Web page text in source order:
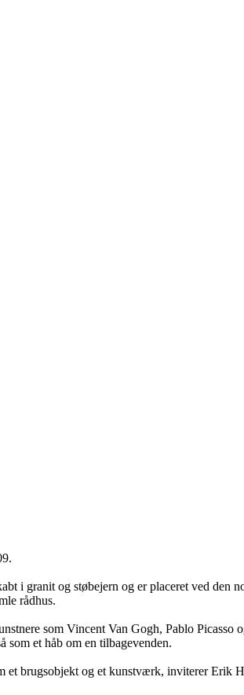
i granit og støbejern og er placeret ved den
rådhus.
som Vincent Van Gogh, Pablo
som et håb om en tilbagevenden.
brugsobjekt og et kunstværk, inviterer Erik